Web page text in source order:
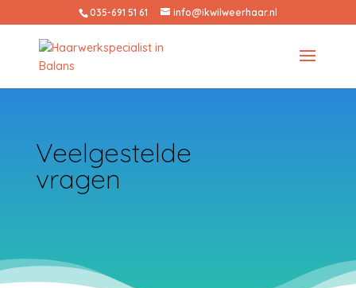
035-691 51 61 info@ikwilweerhaar.nl
Veelgestelde
vragen